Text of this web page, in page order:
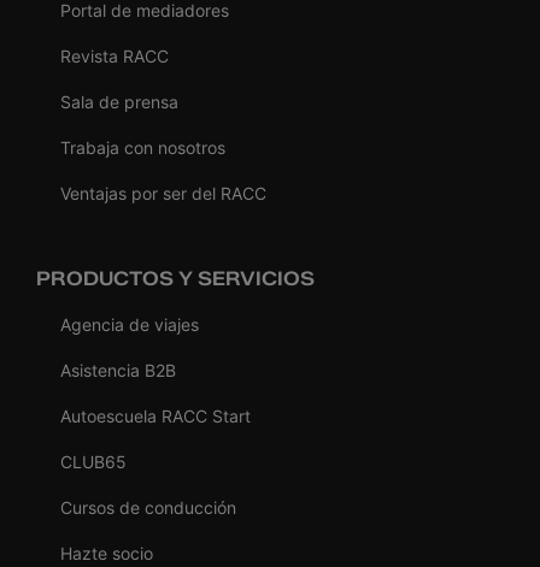
Portal de mediadores
Revista RACC
Sala de prensa
Trabaja con nosotros
Ventajas por ser del RACC
PRODUCTOS Y SERVICIOS
Agencia de viajes
Asistencia B2B
Autoescuela RACC Start
CLUB65
Cursos de conducción
Hazte socio